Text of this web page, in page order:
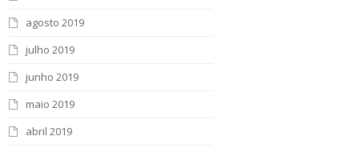
agosto 2019
julho 2019
junho 2019
maio 2019
abril 2019